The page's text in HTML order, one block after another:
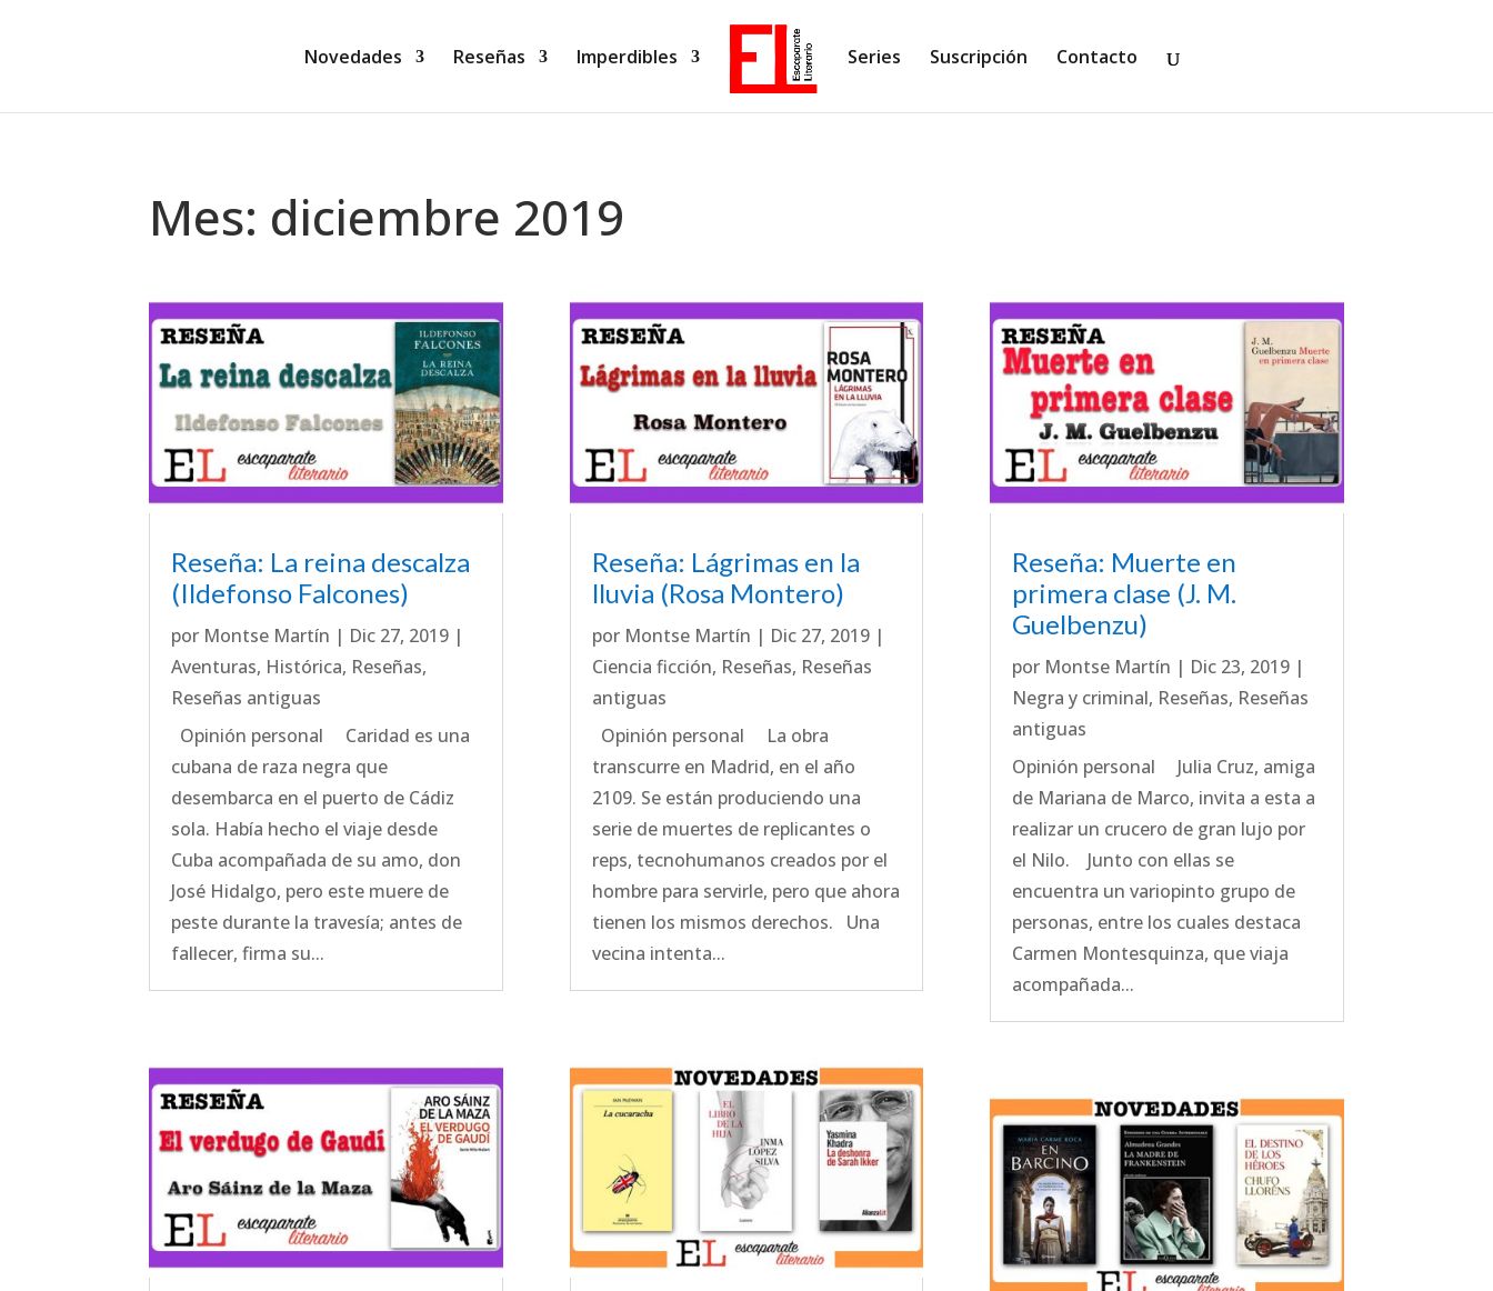
Novedades Reseñas Imperdibles Series Suscripción Contacto
Mes: diciembre 2019
Reseña: La reina descalza
(Ildefonso Falcones)
por Montse Martín | Dic 27, 2019 |
Aventuras, Histórica, Reseñas,
Reseñas antiguas
Opinión personal Caridad es una
cubana de raza negra que
desembarca en el puerto de Cádiz
sola. Había hecho el viaje desde
Cuba acompañada de su amo, don
José Hidalgo, pero este muere de
peste durante la travesía; antes de
fallecer, firma su...
Reseña: Lágrimas en la
lluvia (Rosa Montero)
por Montse Martín | Dic 27, 2019|
Ciencia ficción, Reseñas, Reseñas
antiguas
Opinión personal La obra
transcurre en Madrid, en el año
2109. Se están produciendo una
serie de muertes de replicantes o
reps, tecnohumanos creados por el
hombre para servirle, pero que ahora
tienen los mismos derechos. Una
vecina intenta...
Reseña: Muerte en
primera clase (J. M.
Guelbenzu)
por Montse Martín | Dic 23, 2019|
Negra y criminal, Reseñas, Reseñas
antiguas
Opinión personal Julia Cruz, amiga
de Mariana de Marco, invita a esta a
realizar un crucero de gran lujo por
el Nilo. Junto con ellas se
encuentra un variopinto grupo de
personas, entre los cuales destaca
Carmen Montesquinza, que viaja
acompañada...